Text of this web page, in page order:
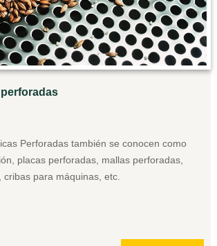
Perforadas también se conocen como
placas perforadas, mallas perforadas,
para máquinas, etc.